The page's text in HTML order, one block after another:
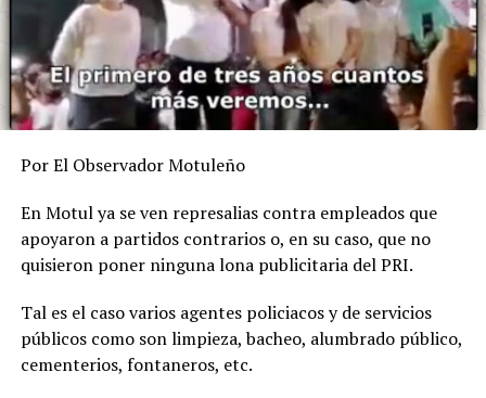
Por El Observador Motuleño
En Motul ya se ven represalias contra empleados que
apoyaron a partidos contrarios o, en su caso, que no
quisieron poner ninguna lona publicitaria del PRI.
Tal es el caso varios agentes policiacos y de servicios
públicos como son limpieza, bacheo, alumbrado público,
cementerios, fontaneros, etc.